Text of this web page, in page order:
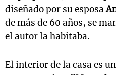
diseñado por su esposa
de más de 60 años, se
el autor la habitaba.
El interior de la casa es